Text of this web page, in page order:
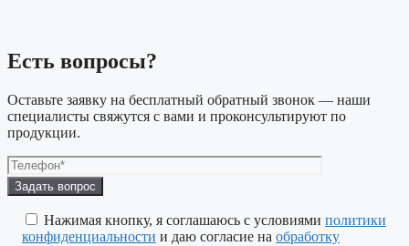
Есть вопросы?
Оставьте заявку на бесплатный обратный звонок — наши
специалисты свяжутся с вами и проконсультируют по
продукции.
Оставьте
это
поле
пустым.
Нажимая кнопку, я соглашаюсь с условиями политики
конфиденциальности и даю согласие на обработку